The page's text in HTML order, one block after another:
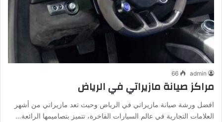
admin
66
مراكز صيانة مازيراتي في الرياض
افضل ورشة صيانة مازيراتي في الرياض وحيث تعد مازيراتي من أشهر
العلامات التجارية في عالم السيارات الفاخرة، تتميز بتصاميمها الرائعة…